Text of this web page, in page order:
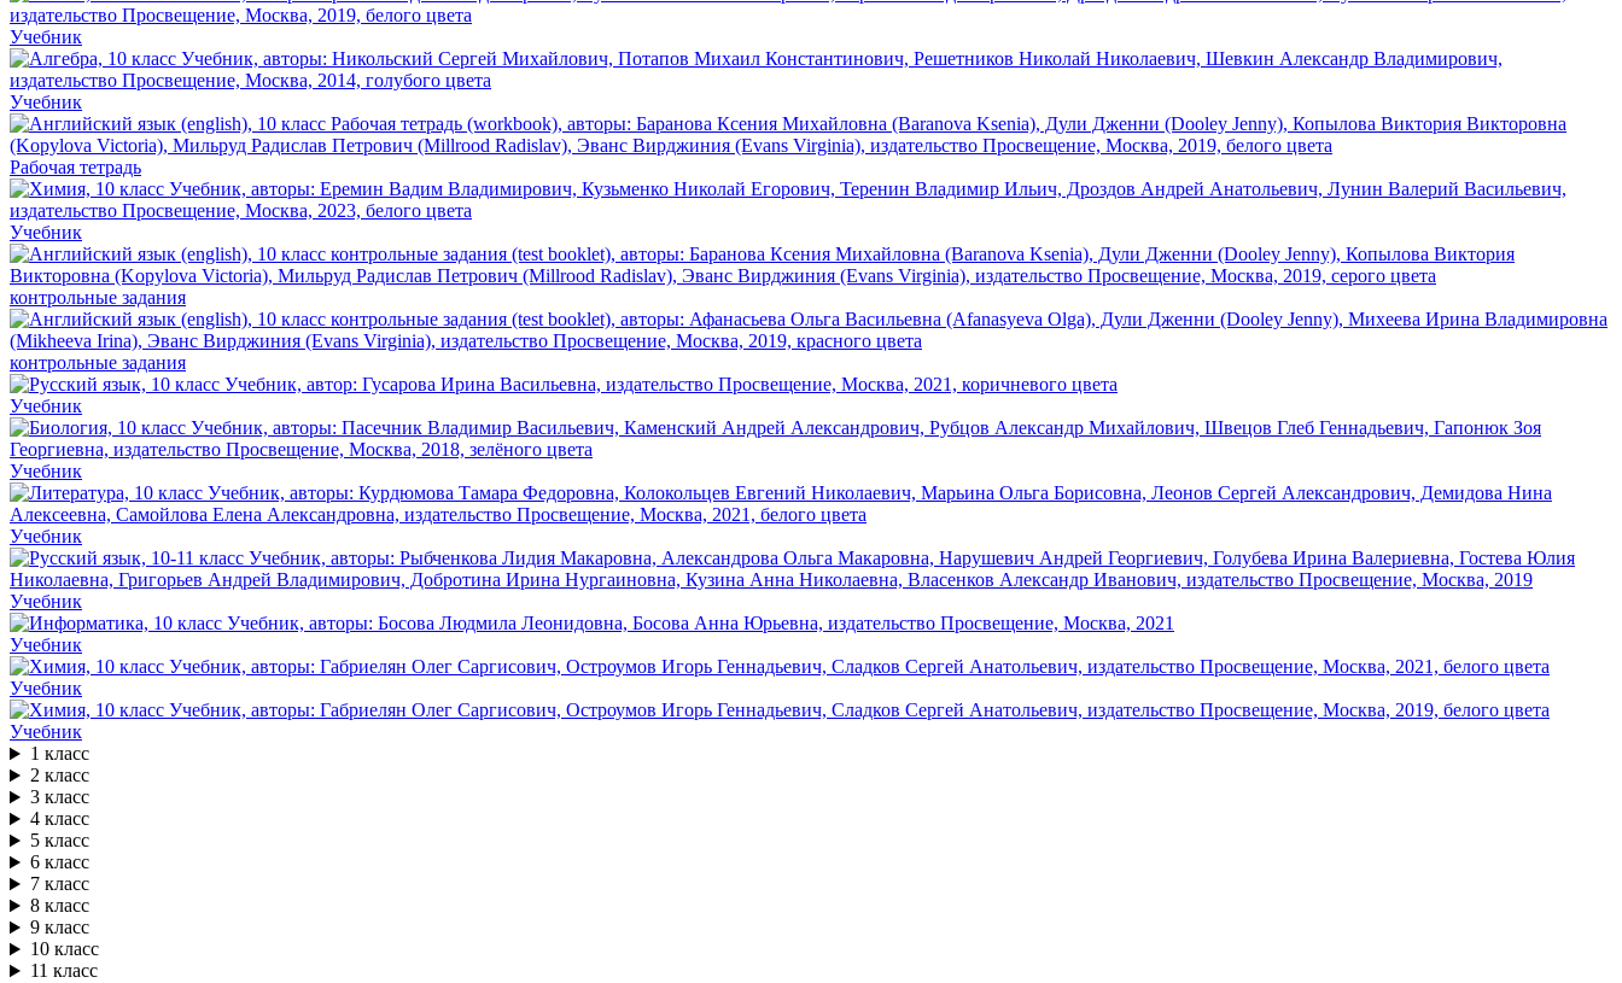
Учебник
Учебник
Рабочая тетрадь
Учебник
контрольные задания
контрольные задания
Учебник
Учебник
Учебник
Учебник
Учебник
Учебник
Учебник
1 класс
2 класс
3 класс
4 класс
5 класс
6 класс
7 класс
8 класс
9 класс
10 класс
11 класс